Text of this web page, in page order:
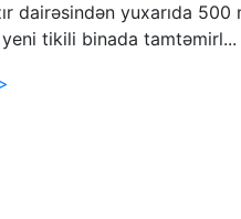
dairəsindən yuxarıda 500
tikili binada tamtəmirl...